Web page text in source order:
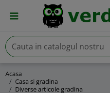
Acasa
Casa si gradina
Diverse articole gradina